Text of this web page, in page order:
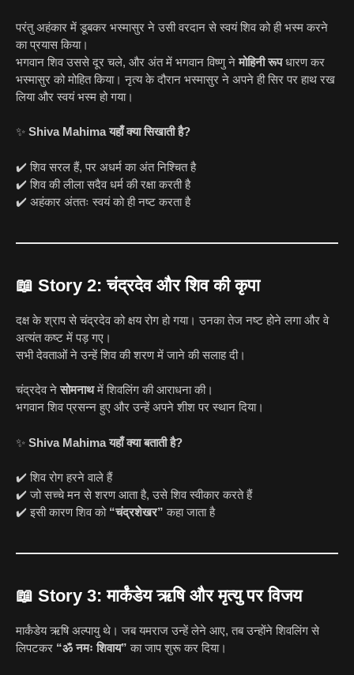
परंतु अहंकार में डूबकर भस्मासुर ने उसी वरदान से स्वयं शिव को ही भस्म करने
का प्रयास किया।
भगवान शिव उससे दूर चले, और अंत में भगवान विष्णु नेमोहिनी रूपधारण कर
भस्मासुर को मोहित किया। नृत्य के दौरान भस्मासुर ने अपने ही सिर पर हाथ रख
लिया और स्वयं भस्म हो गया।
✨ Shiva Mahima यहाँ क्या सिखाती है?
✔️ शिव सरल हैं, पर अधर्म का अंत निश्चित है
✔️ शिव की लीला सदैव धर्म की रक्षा करती है
✔️ अहंकार अंततः स्वयं को ही नष्ट करता है
📖 Story 2: चंद्रदेव और शिव की कृपा
दक्ष के श्राप से चंद्रदेव को क्षय रोग हो गया। उनका तेज नष्ट होने लगा और वे
अत्यंत कष्ट में पड़ गए।
सभी देवताओं ने उन्हें शिव की शरण में जाने की सलाह दी।
चंद्रदेव नेसोमनाथमें शिवलिंग की आराधना की।
भगवान शिव प्रसन्न हुए और उन्हें अपने शीश पर स्थान दिया।
✨ Shiva Mahima यहाँ क्या बताती है?
✔️ शिव रोग हरने वाले हैं
✔️ जो सच्चे मन से शरण आता है, उसे शिव स्वीकार करते हैं
✔️ इसी कारण शिव को “चंद्रशेखर” कहा जाता है
📖 Story 3: मार्कंडेय ऋषि और मृत्यु पर विजय
मार्कंडेय ऋषि अल्पायु थे। जब यमराज उन्हें लेने आए, तब उन्होंने शिवलिंग से
लिपटकर “ॐ नमः शिवाय” का जाप शुरू कर दिया।